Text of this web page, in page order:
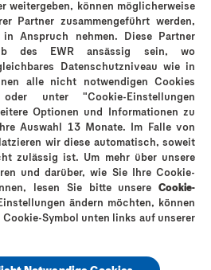
Wandstärke
GeschichteKontaktFAQ
DatenschutzSitemap
weitergeben, können möglicherweise
Partner zusammengeführt werden,
Anspruch nehmen. Diese Partner
des EWR ansässig sein, wo
Datenschutzniveau wie in
alle nicht notwendigen Cookies
unter "Cookie-Einstellungen
Optionen und Informationen zu
Auswahl 13 Monate. Im Falle von
wir diese automatisch, soweit
zulässig ist. Um mehr über unsere
und darüber, wie Sie Ihre Cookie-
lesen Sie bitte unsere Cookie-
ändern möchten, können
Symbol unten links auf unserer